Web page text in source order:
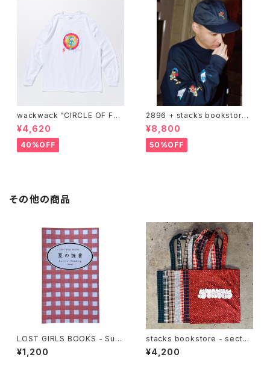
wackwack “CIRCLE OF FRI
ENDS” L/S TEE
¥4,620
40%OFF
2896 + stacks bookstore
"wackwack" Sweatshirts
¥8,800
50%OFF
その他の商品
LOST GIRLS BOOKS - Sum
mer Reading 2026
¥1,200
stacks bookstore - sectun
o Multi Fabric Tote bag
¥4,200